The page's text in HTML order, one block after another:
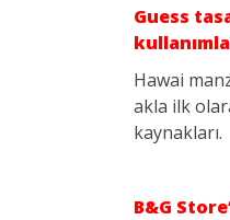
Guess
Hawai
akla ilk
kaynakları.
B&G